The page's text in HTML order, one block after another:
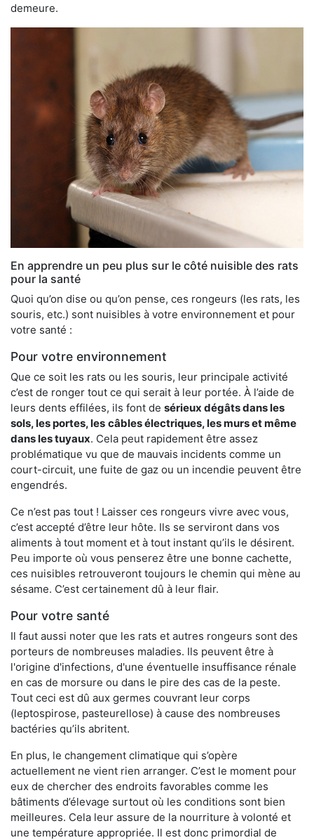
demeure.
En apprendre un peu plus sur le côté nuisible des rats
pour la santé
Quoi qu’on dise ou qu’on pense, ces rongeurs (les rats, les
souris, etc.) sont nuisibles à votre environnement et pour
votre santé :
Pour votre environnement
Que ce soit les rats ou les souris, leur principale activité
c’est de ronger tout ce qui serait à leur portée. À l’aide de
leurs dents effilées, ils font de sérieux dégâts dans les
sols, les portes, les câbles électriques, les murs et même
dans les tuyaux. Cela peut rapidement être assez
problématique vu que de mauvais incidents comme un
court-circuit, une fuite de gaz ou un incendie peuvent être
engendrés.
Ce n’est pas tout ! Laisser ces rongeurs vivre avec vous,
c’est accepté d’être leur hôte. Ils se serviront dans vos
aliments à tout moment et à tout instant qu’ils le désirent.
Peu importe où vous penserez être une bonne cachette,
ces nuisibles retrouveront toujours le chemin qui mène au
sésame. C’est certainement dû à leur flair.
Pour votre santé
Il faut aussi noter que les rats et autres rongeurs sont des
porteurs de nombreuses maladies. Ils peuvent être à
l'origine d'infections, d'une éventuelle insuffisance rénale
en cas de morsure ou dans le pire des cas de la peste.
Tout ceci est dû aux germes couvrant leur corps
(leptospirose, pasteurellose) à cause des nombreuses
bactéries qu’ils abritent.
En plus, le changement climatique qui s’opère
actuellement ne vient rien arranger. C’est le moment pour
eux de chercher des endroits favorables comme les
bâtiments d’élevage surtout où les conditions sont bien
meilleures. Cela leur assure de la nourriture à volonté et
une température appropriée. Il est donc primordial de